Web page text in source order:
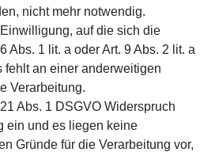
nicht mehr notwendig.
auf die sich die
Abs. 1 lit. a oder Art. 9 Abs. 2 lit. a
fehlt an einer anderweitigen
Verarbeitung.
Abs. 1 DSGVO Widerspruch
ein und es liegen keine
Gründe für die Verarbeitung vor,